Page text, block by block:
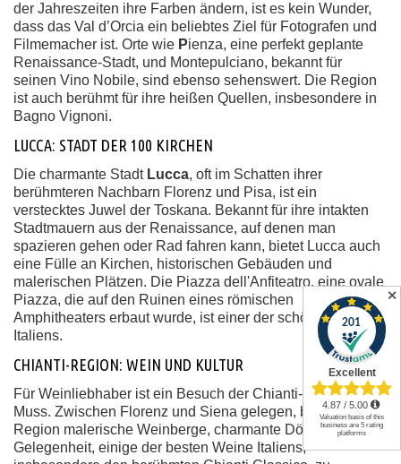
der Jahreszeiten ihre Farben ändern, ist es kein Wunder,
dass das Val d’Orcia ein beliebtes Ziel für Fotografen und
Filmemacher ist. Orte wie Pienza, eine perfekt geplante
Renaissance-Stadt, und Montepulciano, bekannt für
seinen Vino Nobile, sind ebenso sehenswert. Die Region
ist auch berühmt für ihre heißen Quellen, insbesondere in
Bagno Vignoni.
LUCCA: STADT DER 100 KIRCHEN
Die charmante Stadt Lucca, oft im Schatten ihrer
berühmteren Nachbarn Florenz und Pisa, ist ein
verstecktes Juwel der Toskana. Bekannt für ihre intakten
Stadtmauern aus der Renaissance, auf denen man
spazieren gehen oder Rad fahren kann, bietet Lucca auch
eine Fülle an Kirchen, historischen Gebäuden und
malerischen Plätzen. Die Piazza dell'Anfiteatro, eine ovale
Piazza, die auf den Ruinen eines römischen
Amphitheaters erbaut wurde, ist einer der schönsten Plätze
Italiens.
CHIANTI-REGION: WEIN UND KULTUR
Für Weinliebhaber ist ein Besuch der Chianti-Region ein
Muss. Zwischen Florenz und Siena gelegen, bietet diese
Region malerische Weinberge, charmante Dörfer und die
Gelegenheit, einige der besten Weine Italiens,
✕